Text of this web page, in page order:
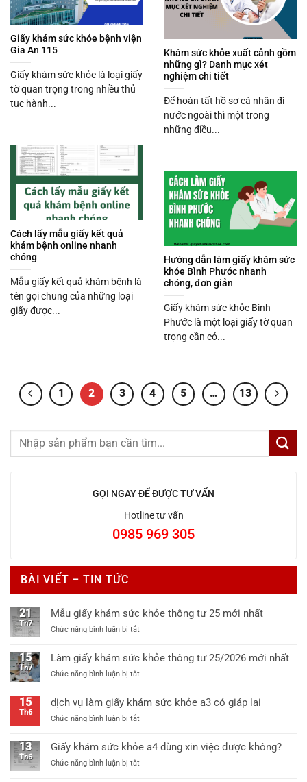
GỌI NGAY ĐỂ ĐƯỢC TƯ VẤN
Hotline tư vấn
0985 969 305
BÀI VIẾT – TIN TỨC
21
Th7
Mẫu giấy khám sức khỏe thông tư 25 mới nhất
Chức năng bình luận bị tắtở
giấy
khám
sức
thông
25
nhất
15
Th7
Làm giấy khám sức khỏe thông tư 25/2026 mới nhất
Chức năng bình luận bị tắtở
khám
sức
thông
25/2026
15
Th6
dịch vụ làm giấy khám sức khỏe a3 có giáp lai
Chức năng bình luận bị tắtở
làm
giấy
13
Th6
Giấy khám sức khỏe a4 dùng xin việc được không?
Chức năng bình luận bị tắtở
Giấy khám sức khỏe bệnh viện
Gia An 115
Giấy khám sức khỏe là loại giấy
tờ quan trọng trong nhiều thủ
tục hành...
Khám sức khỏe xuất cảnh gồm
những gì? Danh mục xét
nghiệm chi tiết
Để hoàn tất hồ sơ cá nhân đi
nước ngoài thì một trong
những điều...
Cách lấy mẫu giấy kết quả
khám bệnh online nhanh
chóng
Mẫu giấy kết quả khám bệnh là
tên gọi chung của những loại
giấy được...
Hướng dẫn làm giấy khám sức
khỏe Bình Phước nhanh
chóng, đơn giản
Giấy khám sức khỏe Bình
Phước là một loại giấy tờ quan
trọng cần có...
1 2 3 4 5 … 13